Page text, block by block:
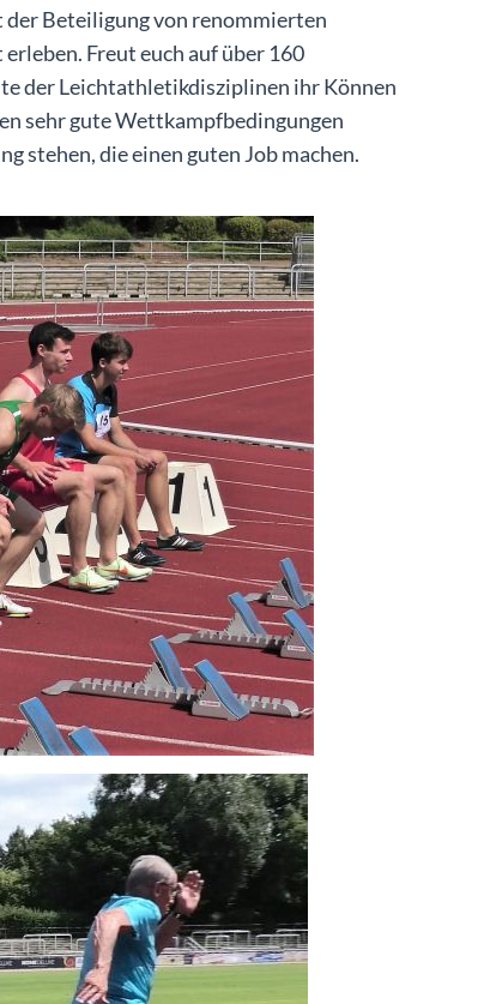
Beteiligung von renommierten
Freut euch auf über 160
der Leichtathletikdisziplinen ihr Können
sehr gute Wettkampfbedingungen
stehen, die einen guten Job machen.